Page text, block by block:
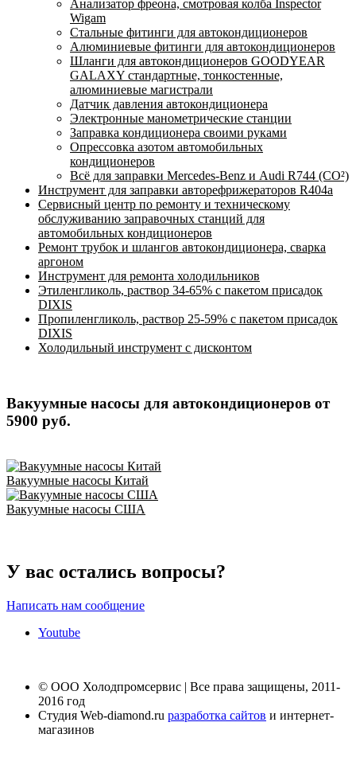
Анализатор фреона, смотровая колба Inspector
Wigam
Стальные фитинги для автокондиционеров
Алюминиевые фитинги для автокондиционеров
Шланги для автокондиционеров GOODYEAR
GALAXY стандартные, тонкостенные,
алюминиевые магистрали
Датчик давления автокондиционера
Электронные манометрические станции
Заправка кондиционера своими руками
Опрессовка азотом автомобильных
кондиционеров
Всё для заправки Mercedes-Benz и Audi R744 (CO²)
Инструмент для заправки авторефрижераторов R404a
Сервисный центр по ремонту и техническому
обслуживанию заправочных станций для
автомобильных кондиционеров
Ремонт трубок и шлангов автокондиционера, сварка
аргоном
Инструмент для ремонта холодильников
Этиленгликоль, раствор 34-65% с пакетом присадок
DIXIS
Пропиленгликоль, раствор 25-59% с пакетом присадок
DIXIS
Холодильный инструмент с дисконтом
Вакуумные насосы для автокондиционеров от
5900 руб.
Вакуумные насосы Китай
Вакуумные насосы США
У вас остались вопросы?
Написать нам сообщение
Youtube
© ООО Холодпромсервис | Все права защищены, 2011-
2016 год
Студия Web-diamond.ru разработка сайтов и интернет-
магазинов